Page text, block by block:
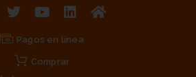
Pagos en línea
Comprar